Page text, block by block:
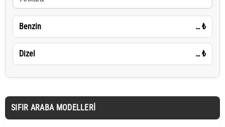
Benzin … ₺
Dizel … ₺
SIFIR ARABA MODELLERI